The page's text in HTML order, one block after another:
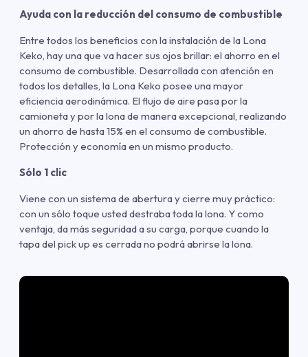
Ayuda con la reducción del consumo de combustible
Entre todos los beneficios con la instalación de la Lona
Keko, hay una que va hacer sus ojos brillar: el ahorro en el
consumo de combustible. Desarrollada con atención en
todos los detalles, la Lona Keko posee una mayor
eficiencia aerodinámica. El flujo de aire pasa por la
camioneta y por la lona de manera excepcional, realizando
un ahorro de hasta 15% en el consumo de combustible.
Protección y economía en un mismo producto.
Sólo 1 clic
Viene con un sistema de abertura y cierre muy práctico:
con un sólo toque usted destraba toda la lona. Y como
ventaja, da más seguridad a su carga, porque cuando la
tapa del pick up es cerrada no podrá abrirse la lona.